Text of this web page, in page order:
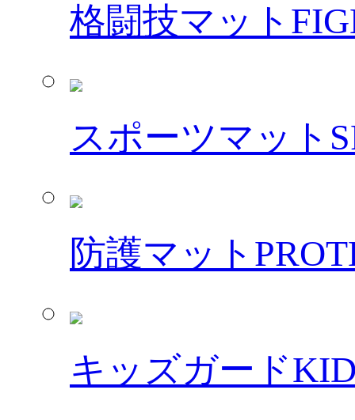
格闘技マット
スポーツマット
防護マット
キッズガード